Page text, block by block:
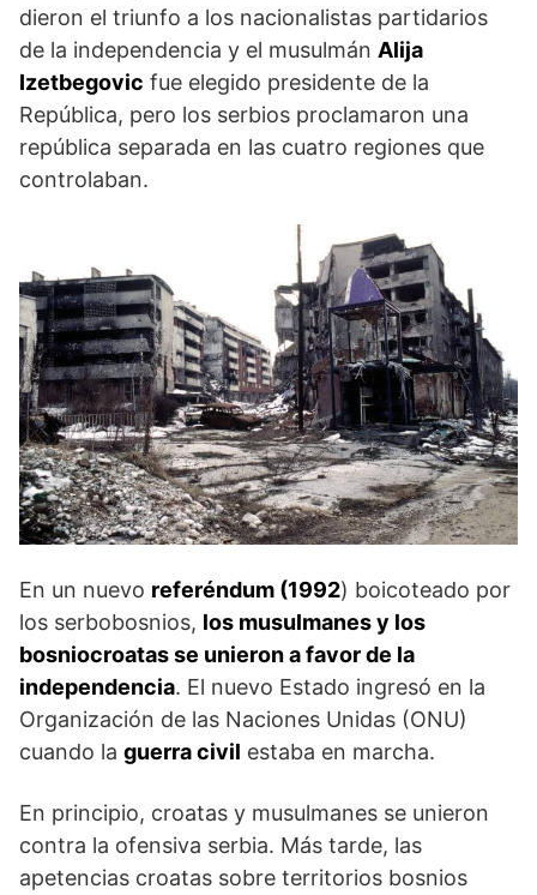
dieron el triunfo a los nacionalistas partida­rios
de la independencia y el musulmán Alija
Izetbegovic fue elegido presidente de la
República, pero los serbios proclamaron una
república separada en las cuatro regiones que
controla­ban.
En un nuevo referéndum (1992) boicoteado por
los serbo­bosnios, los musulmanes y los
bosniocroatas se unieron a favor de la
independencia. El nuevo Estado ingresó en la
Organización de las Naciones Unidas (ONU)
cuando la guerra civil estaba en marcha.
En principio, croatas y musulmanes se unieron
contra la ofensiva serbia. Más tarde, las
apetencias croatas sobre territo­rios bosnios